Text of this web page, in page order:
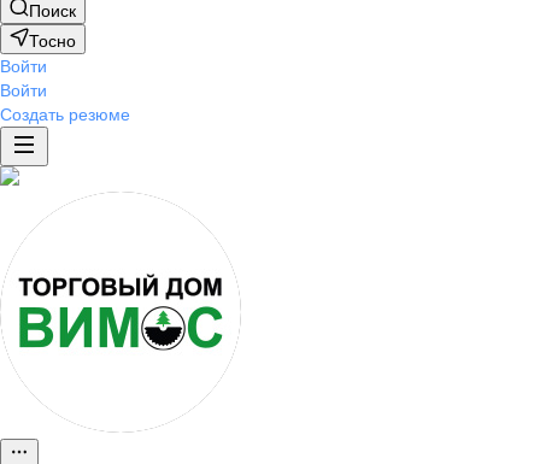
Поиск
Тосно
Войти
Войти
Создать резюме